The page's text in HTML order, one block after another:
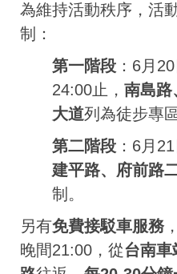
為維持活動秩序，活
制：
第一階段 ：6月
24:00止， 南島路
大道列為徒步專區
第二階段 ：6月
建平路、府前路
制。
另有免費接駁車服務
晚間21:00，從台南